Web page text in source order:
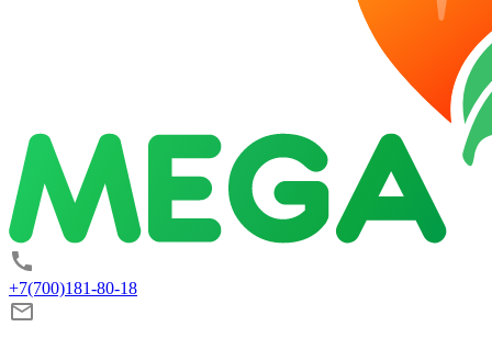
+7(700)181-80-18